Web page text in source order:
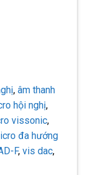
, âm thanh
hội nghị ,
vissonic,
đa hướng
F, vis dac,